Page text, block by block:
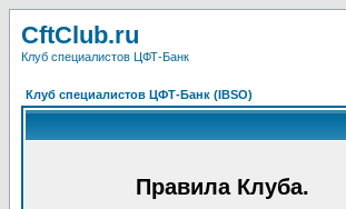
CftClub.ru
Клуб специалистов ЦФТ-Банк
Клуб специалистов ЦФТ-Банк (IBSO)
Правила Клуба.